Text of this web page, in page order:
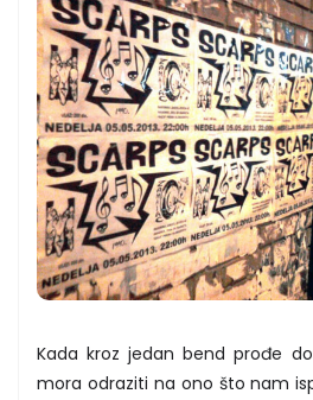
Kada kroz jedan bend prođe
mora odraziti na ono što nam